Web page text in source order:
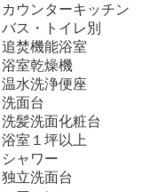
カウンターキッチン
バス・トイレ別
追焚機能浴室
浴室乾燥機
温水洗浄便座
洗面台
洗髪洗面化粧台
浴室１坪以上
シャワー
独立洗面台